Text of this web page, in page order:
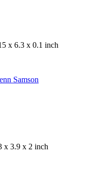
x 6.3 x 0.1 inch
x 3.9 x 2 inch